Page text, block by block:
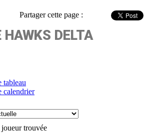
Partager cette page :
HAWKS DELTA
tableau
calendrier
trouvée